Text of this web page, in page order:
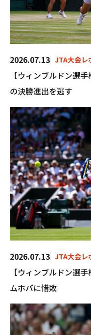
2026.07.13 JTA大会レ
【ウィンブルドン選
の決勝進出を逃す
2026.07.13 JTA大会レ
【ウィンブルドン選
ムホバに惜敗